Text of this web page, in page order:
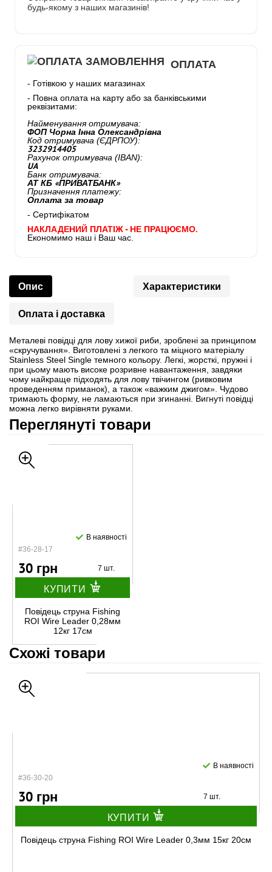
будь-якому з наших магазинів!
ОПЛАТА
- Готівкою у наших магазинах
- Повна оплата на карту або за банківськими
реквізитами:
Найменування отримувача:
ФОП Чорна Інна Олександрівна
Код отримувача (ЄДРПОУ):
3232914405
Рахунок отримувача (IBAN):
UA
Банк отримувача:
АТ КБ «ПРИВАТБАНК»
Призначення платежу:
Оплата за товар
- Сертифікатом
НАКЛАДЕНИЙ ПЛАТІЖ - НЕ ПРАЦЮЄМО.
Економимо наш і Ваш час.
Опис Характеристики
Оплата і доставка
Металеві повідці для лову хижої риби, зроблені за принципом
«скручування». Виготовлені з легкого та міцного матеріалу
Stainless Steel Single темного кольору. Легкі, жорсткі, пружні і
при цьому мають високе розривне навантаження, завдяки
чому найкраще підходять для лову твічингом (ривковим
проведенням приманок), а також «важким джигом». Чудово
тримають форму, не ламаються при згинанні. Вигнуті повідці
можна легко вирівняти руками.
Переглянуті товари
#36-28-17
В наявності
30 грн 7 шт.
КУПИТИ
Повідець струна Fishing
ROI Wire Leader 0,28мм
12кг 17см
Схожі товари
#36-30-20
В наявності
30 грн 7 шт.
КУПИТИ
Повідець струна Fishing ROI Wire Leader 0,3мм 15кг 20см